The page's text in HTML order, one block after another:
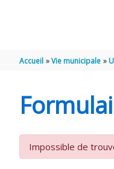
Accueil Vie municipale
Impossible de